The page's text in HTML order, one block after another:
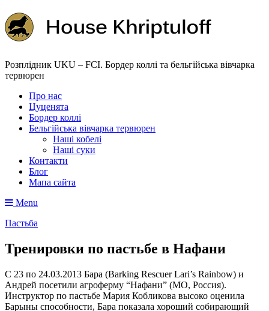
Розплідник UKU – FCI. Бордер коллі та бельгійська вівчарка
тервюрен
Про нас
Цуценята
Бордер коллі
Бельгійська вівчарка тервюрен
Наші кобелі
Наші суки
Контакти
Блог
Мапа сайта
Menu
Пастьба
Тренировки по пастьбе в Нафани
С 23 по 24.03.2013 Бара (Barking Rescuer Lari’s Rainbow) и
Андрей посетили агроферму “Нафани” (МО, Россия).
Инструктор по пастьбе Мария Кобликова высоко оценила
Барыны способности, Бара показала хороший собирающий